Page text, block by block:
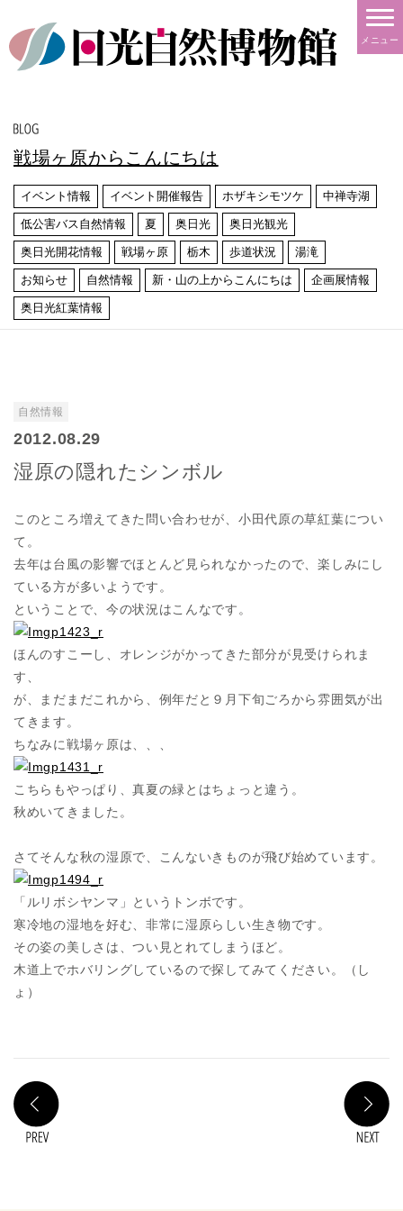
メニュー
戦場ヶ原からこんにちは
イベント情報 イベント開催報告 ホザキシモツケ 中禅寺湖
低公害バス自然情報 夏 奥日光 奥日光観光
奥日光開花情報 戦場ヶ原 栃木 歩道状況 湯滝
お知らせ 自然情報 新・山の上からこんにちは 企画展情報
奥日光紅葉情報
自然情報
2012.08.29
湿原の隠れたシンボル
このところ増えてきた問い合わせが、小田代原の草紅葉につい
て。
去年は台風の影響でほとんど見られなかったので、楽しみにし
ている方が多いようです。
ということで、今の状況はこんなです。
ほんのすこーし、オレンジがかってきた部分が見受けられま
す、
が、まだまだこれから、例年だと９月下旬ごろから雰囲気が出
てきます。
ちなみに戦場ヶ原は、、、
こちらもやっぱり、真夏の緑とはちょっと違う。
秋めいてきました。
さてそんな秋の湿原で、こんないきものが飛び始めています。
「ルリボシヤンマ」というトンボです。
寒冷地の湿地を好む、非常に湿原らしい生き物です。
その姿の美しさは、つい見とれてしまうほど。
木道上でホバリングしているので探してみてください。（し
ょ）